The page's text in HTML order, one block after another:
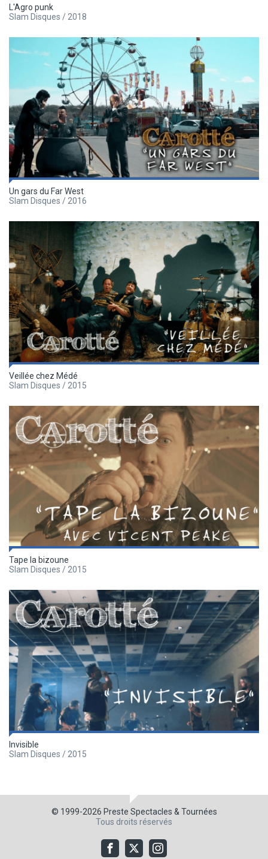
L'Agro punk
Slam Disques / 2018
Un gars du Far West
Slam Disques / 2016
Veillée chez Médé
Slam Disques / 2015
Tape la bizoune
Slam Disques / 2015
Invisible
Slam Disques / 2015
© 1999-2026 Preste Spectacles & Tournées
Tous droits réservés